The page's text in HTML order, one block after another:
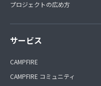
プロジェクトの広め方
サービス
CAMPFIRE
CAMPFIRE コミュニティ